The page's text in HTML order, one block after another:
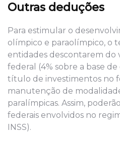
Outras deduções
Para estimular o
olímpico e paraolímpico, o
entidades descontarem
federal (4% sobre a base
título de investimentos no
manutenção de
paralímpicas. Assim,
federais envolvidos no
INSS).